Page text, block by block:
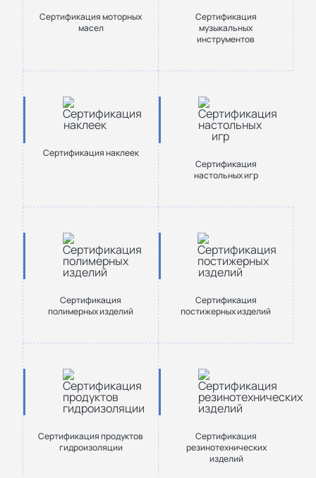
Сертификация моторных
масел
Сертификация
музыкальных
инструментов
Сертификация наклеек
Сертификация
настольных игр
Сертификация
полимерных изделий
Сертификация
постижерных изделий
Сертификация продуктов
гидроизоляции
Сертификация
резинотехнических
изделий